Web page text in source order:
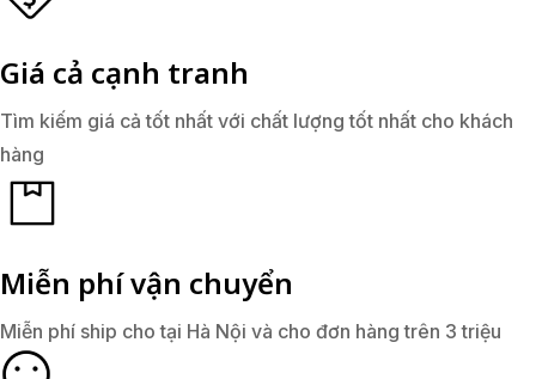
Giá cả cạnh tranh
Tìm kiếm giá cả tốt nhất với chất lượng tốt nhất cho khách
hàng
Miễn phí vận chuyển
Miễn phí ship cho tại Hà Nội và cho đơn hàng trên 3 triệu